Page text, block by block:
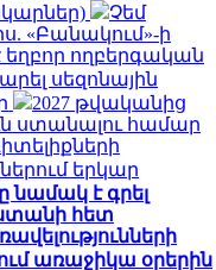
Չեմ
«Բանակում»-ի
ողբերգական
սեզոնային
2027 թվականից
ստանալու համար
երկար
նամակ է գրել
հետ
առաջիկա օրերին